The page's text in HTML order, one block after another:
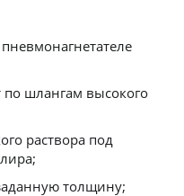
по шлангам высокого
раствора под
толщину;